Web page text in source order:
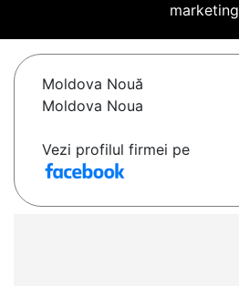
marketing
Moldova Nouă
Moldova Noua
Vezi profilul firmei pe